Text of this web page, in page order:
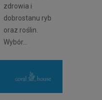
zdrowia i
dobrostanu ryb
oraz roślin.
Wybór...